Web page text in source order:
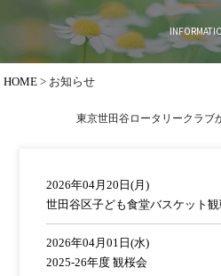
HOME > お知らせ
東京世田谷ロータリークラブ
2026年04月20日(月)
世田谷区子ども食堂バスケット
2026年04月01日(水)
2025-26年度 観桜会